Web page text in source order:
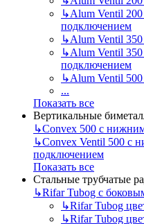
↳Alum Ventil
подключением
↳Alum Ventil
↳Alum Ventil
подключением
↳Alum Ventil
...
Показать все
Вертикальные
↳Convex 500 с
↳Convex Ventil 500 с
подключением
Показать все
Стальные трубчатые
↳Rifar Tubog с
↳Rifar Tubog
↳Rifar Tubog